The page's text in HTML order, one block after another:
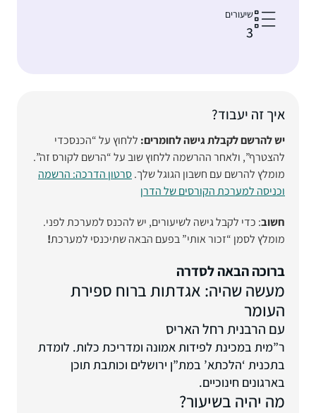
שיעורים
3
איך זה יעבוד?
יש להרשם לקבלת גישה לחומרים:ללחוץ על “הכנסכדי
להצטרף”, ולאחר ההרשמה ללחוץ שוב על “הרשם לקורס זה”.
מומלץ להרשם עם חשבון הגוגל שלך.סרטון הדרכה: הרשמה
וכניסה למערכת הקורסים של הדרן
חשוב: כדי לקבל גישה לשיעורים, יש להכנס למערכת לפני.
מומלץ לסמן “זכור אותי” בפעם הבאה שתיכנסי למערכת!
ברוכה הבאה לסדרה
מעשה שהיה: אגדתות ברוח ספירת
העומר
עם הרבנית רחל האריס
ר”מית במכינת לפידות אמונה ומדריכת כלות. לומדת
בתכנית ‘הלכתא’ במת”ן ירושלים וכותבת תוכן
בארגונים חינוכיים.
מה יהיה בשיעור?